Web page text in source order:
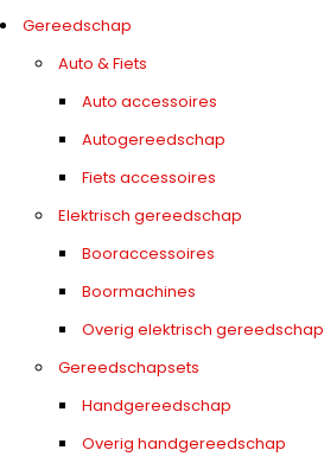
Gereedschap
Auto & Fiets
Auto accessoires
Autogereedschap
Fiets accessoires
Elektrisch gereedschap
Booraccessoires
Boormachines
Overig elektrisch gereedschap
Gereedschapsets
Handgereedschap
Overig handgereedschap